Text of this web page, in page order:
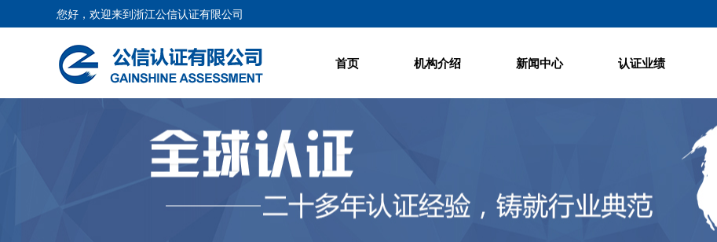
您好，欢迎来到浙江公信认证有限公司
首页 机构介绍 新闻中心 认证业绩